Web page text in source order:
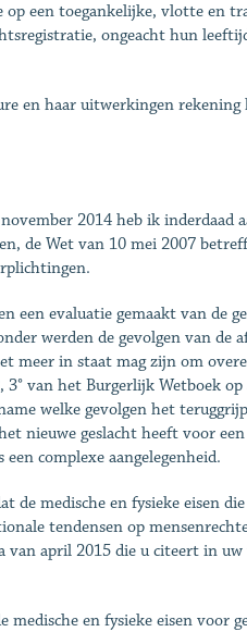
op een toegankelijke, vlotte en
ongeacht hun
en haar uitwerkingen
2014 heb ik inderdaad
de Wet van 10 mei 2007
een evaluatie gemaakt van de
werden de gevolgen van de
meer in staat mag zijn om
3° van het Burgerlijk Wetboek
welke gevolgen het
nieuwe geslacht heeft voor
complexe aangelegenheid.
de medische en fysieke eisen
tendensen op
van april 2015 die u citeert in
medische en fysieke eisen voor